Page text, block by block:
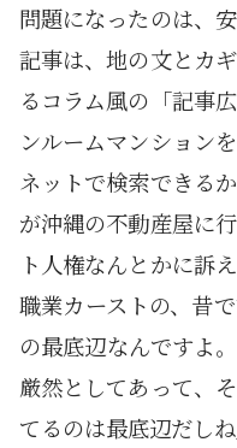
問題になったのは、
記事は、地の文とカ
るコラム風の「記事
ンルームマンション
ネットで検索できる
が沖縄の不動産屋に
ト人権なんとかに訴
職業カーストの、昔
の最底辺なんですよ
厳然としてあって、
てるのは最底辺だし